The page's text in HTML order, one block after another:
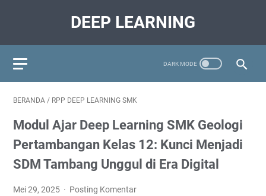
DEEP LEARNING
BERANDA / RPP DEEP LEARNING SMK
Modul Ajar Deep Learning SMK Geologi
Pertambangan Kelas 12: Kunci Menjadi
SDM Tambang Unggul di Era Digital
Mei 29, 2025 Posting Komentar